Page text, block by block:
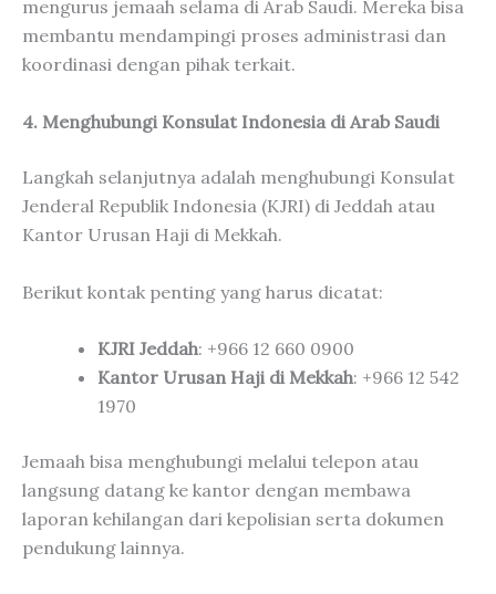
mengurus jemaah selama di Arab Saudi. Mereka bisa
membantu mendampingi proses administrasi dan
koordinasi dengan pihak terkait.
4. Menghubungi Konsulat Indonesia di Arab Saudi
Langkah selanjutnya adalah menghubungi Konsulat
Jenderal Republik Indonesia (KJRI) di Jeddah atau
Kantor Urusan Haji di Mekkah.
Berikut kontak penting yang harus dicatat:
KJRI Jeddah: +966 12 660 0900
Kantor Urusan Haji di Mekkah: +966 12 542
1970
Jemaah bisa menghubungi melalui telepon atau
langsung datang ke kantor dengan membawa
laporan kehilangan dari kepolisian serta dokumen
pendukung lainnya.